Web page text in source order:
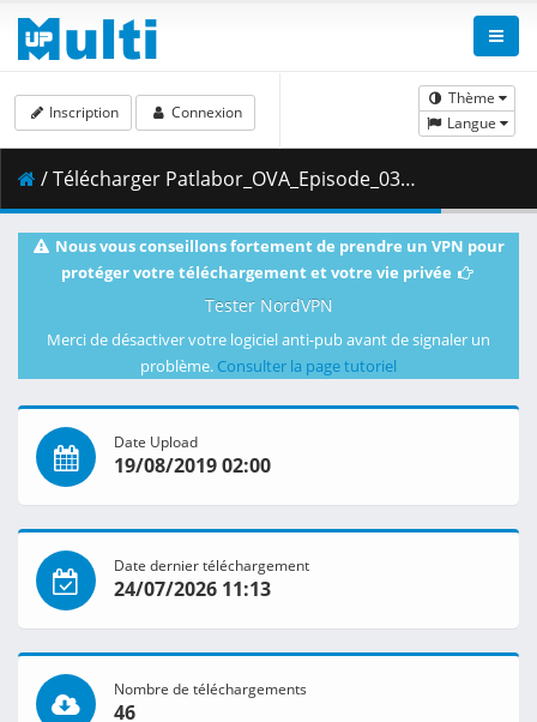
Thème
Langue
Inscription Connexion
/ Télécharger Patlabor_OVA_Episode_03__Player_Edition___x264_AC3_.mp4.004 ( 472.51 MB )
Nous vous conseillons fortement de prendre un VPN pour
protéger votre téléchargement et votre vie privée
Tester NordVPN
Merci de désactiver votre logiciel anti-pub avant de signaler un
problème. Consulter la page tutoriel
Date Upload
19/08/2019 02:00
Date dernier téléchargement
24/07/2026 11:13
Nombre de téléchargements
46